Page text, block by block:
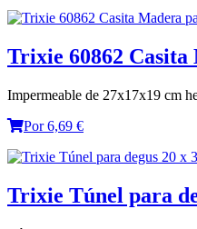
Trixie 60862 Casita
Impermeable de 27x17x19 cm
Por 6,69 €
Trixie Túnel para